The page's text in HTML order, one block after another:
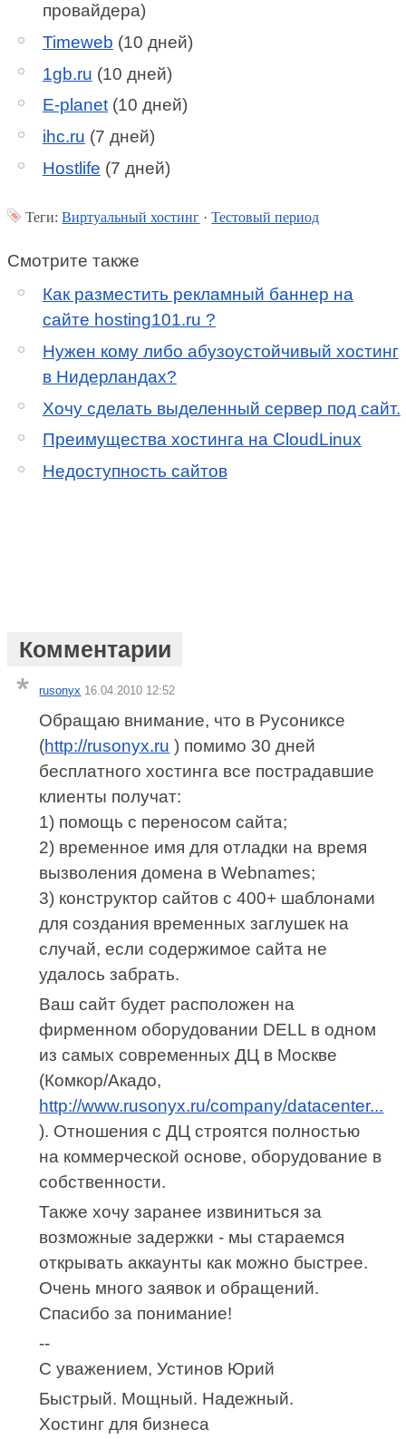
провайдера)
Timeweb (10 дней)
1gb.ru (10 дней)
E-planet(10 дней)
ihc.ru (7 дней)
Hostlife (7 дней)
Теги:Виртуальный хостинг ·Тестовый период
Смотрите также
Как разместить рекламный баннер на
сайте hosting101.ru ?
Нужен кому либо абузоустойчивый хостинг
в Нидерландах?
Хочу сделать выделенный сервер под сайт.
Преимущества хостинга на CloudLinux
Недоступность сайтов
Комментарии
rusonyx 16.04.2010 12:52
Обращаю внимание, что в Русониксе
(http://rusonyx.ru ) помимо 30 дней
бесплатного хостинга все пострадавшие
клиенты получат:
1) помощь с переносом сайта;
2) временное имя для отладки на время
вызволения домена в Webnames;
3) конструктор сайтов с 400+ шаблонами
для создания временных заглушек на
случай, если содержимое сайта не
удалось забрать.
Ваш сайт будет расположен на
фирменном оборудовании DELL в одном
из самых современных ДЦ в Москве
(Комкор/Акадо,
http://www.rusonyx.ru/company/datacenter...
). Отношения с ДЦ строятся полностью
на коммерческой основе, оборудование в
собственности.
Также хочу заранее извиниться за
возможные задержки - мы стараемся
открывать аккаунты как можно быстрее.
Очень много заявок и обращений.
Спасибо за понимание!
--
С уважением, Устинов Юрий
Быстрый. Мощный. Надежный.
Хостинг для бизнеса